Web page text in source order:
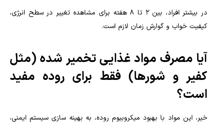
در بیشتر افراد، بین ۲ تا ۸ هفته برای مشاهده تغییر در سطح انرژی،
کیفیت خواب و گوارش زمان لازم است.
آیا مصرف مواد غذایی تخمیر شده (مثل
کفیر و شورها) فقط برای روده مفید
است؟
خیر، این مواد با بهبود میکروبیوم روده، به بهینه سازی سیستم ایمنی،